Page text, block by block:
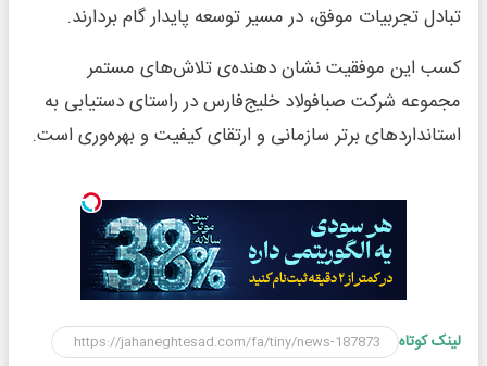
تبادل تجربیات موفق، در مسیر توسعه پایدار گام بردارند.
کسب این موفقیت نشان دهنده‌ی تلاش‌های مستمر
مجموعه شرکت صبافولاد خلیج‌فارس در راستای دستیابی به
استانداردهای برتر سازمانی و ارتقای کیفیت و بهره‌وری است.
لینک کوتاه